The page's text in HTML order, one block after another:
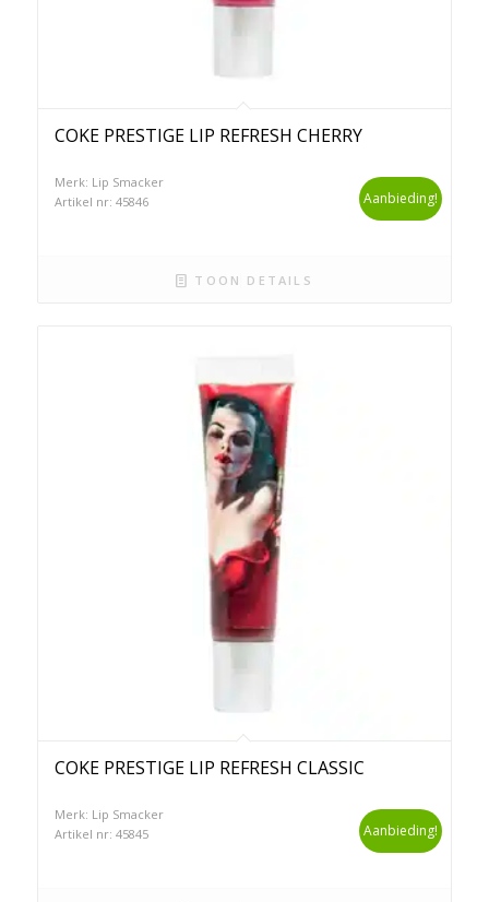
COKE PRESTIGE LIP REFRESH CHERRY
Merk: Lip Smacker
Artikel nr: 45846
Aanbieding!
TOON DETAILS
COKE PRESTIGE LIP REFRESH CLASSIC
Merk: Lip Smacker
Artikel nr: 45845
Aanbieding!